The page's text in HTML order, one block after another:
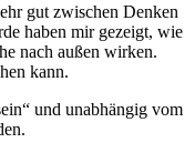
gut zwischen Denken
haben mir gezeigt, wie
nach außen wirken.
kann.
und unabhängig vom